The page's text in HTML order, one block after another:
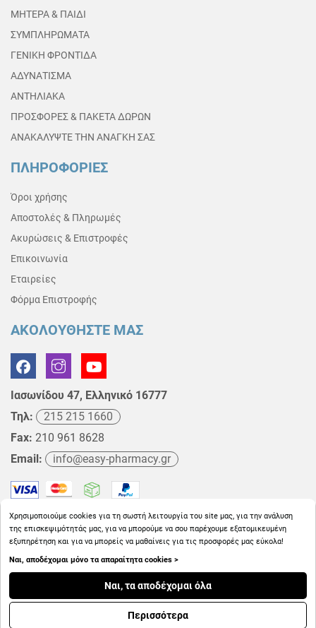
ΜΗΤΕΡΑ & ΠΑΙΔΙ
ΣΥΜΠΛΗΡΩΜΑΤΑ
ΓΕΝΙΚΗ ΦΡΟΝΤΙΔΑ
ΑΔΥΝΑΤΙΣΜΑ
ΑΝΤΗΛΙΑΚΑ
ΠΡΟΣΦΟΡΕΣ & ΠΑΚΕΤΑ ΔΩΡΩΝ
ΑΝΑΚΑΛΥΨΤΕ ΤΗΝ ΑΝΑΓΚΗ ΣΑΣ
ΠΛΗΡΟΦΟΡΙΕΣ
Όροι χρήσης
Αποστολές & Πληρωμές
Ακυρώσεις & Επιστροφές
Επικοινωνία
Εταιρείες
Φόρμα Επιστροφής
ΑΚΟΛΟΥΘΗΣΤΕ ΜΑΣ
Ιασωνίδου 47, Ελληνικό 16777
Τηλ:
215 215 1660
Fax: 210 961 8628
Email:
info@easy-pharmacy.gr
Copyright © 2026EasyPharmacy.gr
Χρησιμοποιούμε cookies για τη σωστή λειτουργία του site μας, για την ανάλυση
της επισκεψιμότητάς μας, για να μπορούμε να σου παρέχουμε εξατομικευμένη
εξυπηρέτηση και για να μπορείς να μαθαίνεις για τις προσφορές μας εύκολα!
Ναι, αποδέχομαι μόνο τα απαραίτητα cookies >
Ναι, τα αποδέχομαι όλα
Περισσότερα